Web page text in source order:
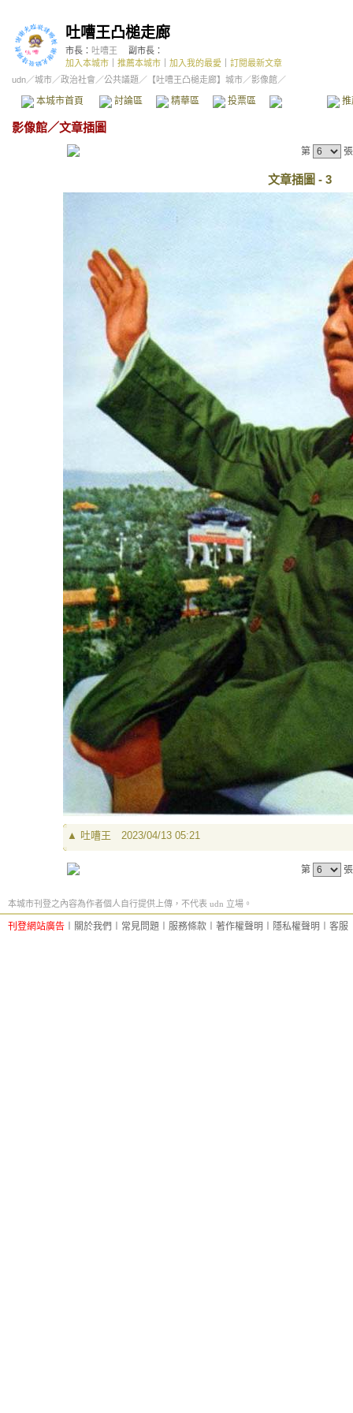
吐嘈王凸槌走廊
市長： 吐嘈王
副市長：
加入本城市
推薦本城市 加入我的最愛
訂閱最新文章
udn／城市／政治社會 ／公共議題 ／ 【吐嘈王凸槌走廊】城市／影像館／
本城市首頁 討論區 精華區 投票區 影像館
影像館／文章插圖
第
文章插圖 - 3
▲ 吐嘈王 2023/04/13 05:21
第
本城市刊登之內容為作者個人自行提供上傳，不代表 udn 立場。
刊登網站廣告 關於我們 常見問題 服務條款 著作權聲明 隱私權聲明 客服